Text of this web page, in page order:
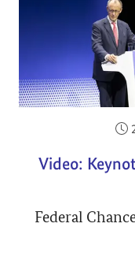
Video:
Federal